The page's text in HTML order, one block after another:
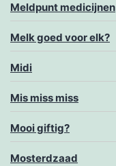
Meldpunt medicijnen
Melk goed voor elk?
Midi
Mis miss miss
Mooi giftig?
Mosterdzaad